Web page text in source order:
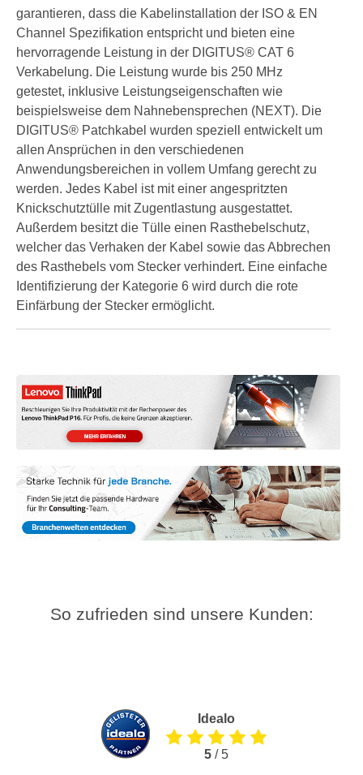
garantieren, dass die Kabelinstallation der ISO & EN
Channel Spezifikation entspricht und bieten eine
hervorragende Leistung in der DIGITUS® CAT 6
Verkabelung. Die Leistung wurde bis 250 MHz
getestet, inklusive Leistungseigenschaften wie
beispielsweise dem Nahnebensprechen (NEXT). Die
DIGITUS® Patchkabel wurden speziell entwickelt um
allen Ansprüchen in den verschiedenen
Anwendungsbereichen in vollem Umfang gerecht zu
werden. Jedes Kabel ist mit einer angespritzten
Knickschutztülle mit Zugentlastung ausgestattet.
Außerdem besitzt die Tülle einen Rasthebelschutz,
welcher das Verhaken der Kabel sowie das Abbrechen
des Rasthebels vom Stecker verhindert. Eine einfache
Identifizierung der Kategorie 6 wird durch die rote
Einfärbung der Stecker ermöglicht.
So zufrieden sind unsere Kunden:
Idealo
5/ 5